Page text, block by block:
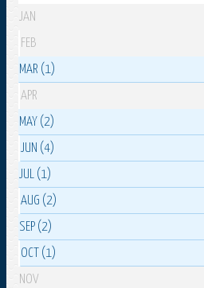
JAN
FEB
MAR (1)
APR
MAY (2)
JUN (4)
JUL (1)
AUG (2)
SEP (2)
OCT (1)
NOV